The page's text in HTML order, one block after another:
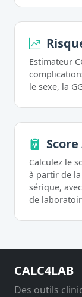
Estimateur
le sexe, la
Calculez le
à partir de
sérique,
de
CALC4LAB
Des outils